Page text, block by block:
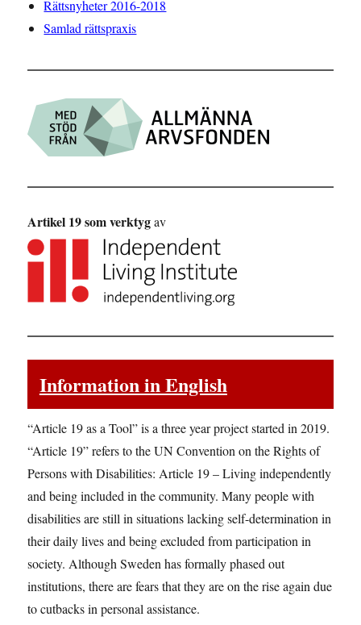
Rättsnyheter 2016-2018
Samlad rättspraxis
Artikel 19 som verktygav
Information in English
“Article 19 as a Tool” is a three year project started in 2019.
“Article 19” refers to the UN Convention on the Rights of
Persons with Disabilities: Article 19 – Living independently
and being included in the community. Many people with
disabilities are still in situations lacking self-determination in
their daily lives and being excluded from participation in
society. Although Sweden has formally phased out
institutions, there are fears that they are on the rise again due
to cutbacks in personal assistance.